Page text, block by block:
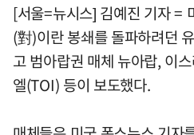
[서울=뉴시스] 김예진 기자 =
(對)이란 봉쇄를 돌파하려던
고 범아랍권 매체 뉴아랍, 이
엘(TOI) 등이 보도했다.